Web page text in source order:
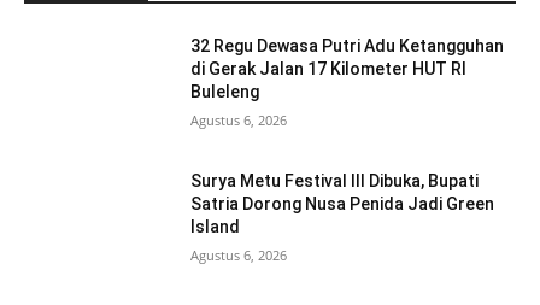
32 Regu Dewasa Putri Adu Ketangguhan
di Gerak Jalan 17 Kilometer HUT RI
Buleleng
Agustus 6, 2026
Surya Metu Festival III Dibuka, Bupati
Satria Dorong Nusa Penida Jadi Green
Island
Agustus 6, 2026